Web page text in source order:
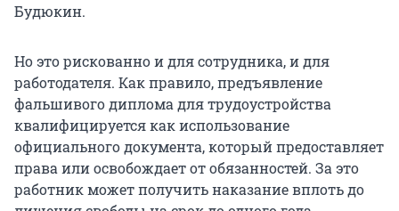
Будюкин.
Но это рискованно и для сотрудника, и для
работодателя. Как правило, предъявление
фальшивого диплома для трудоустройства
квалифицируется как использование
официального документа, который предоставляет
права или освобождает от обязанностей. За это
работник может получить наказание вплоть до